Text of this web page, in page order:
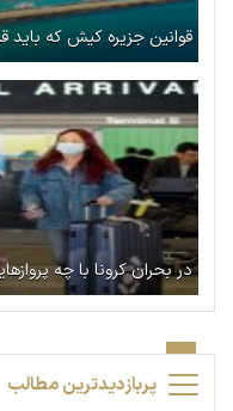
قوانین جزیره کیش که باید
در بحران کرونا با چه
پربازدیدترین مطالب